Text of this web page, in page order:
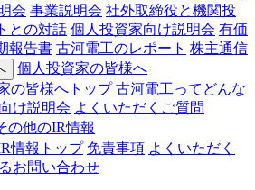
会 事業説明会 社外取締役と機関投
との対話 個人投資家向け説明会 有価
報告書 古河電工のレポート 株主通信
個人投資家の皆様へ
の皆様へトップ 古河電工ってどんな
け説明会 よくいただくご質問
の他のIR情報
情報トップ 免責事項 よくいただく
お問い合わせ